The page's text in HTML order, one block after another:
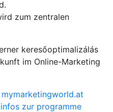
zum zentralen
keresőoptimalizálás
im Online-Marketing
zur programme